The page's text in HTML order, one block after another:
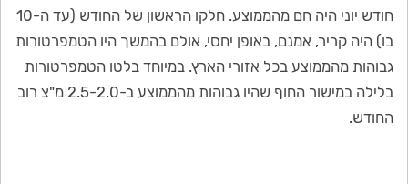
חודש יוני היה חם מהממוצע. חלקו הראשון של החודש (עד ה-10
בו) היה קריר, אמנם, באופן יחסי, אולם בהמשך היו הטמפרטורות
גבוהות מהממוצע בכל אזורי הארץ. במיוחד בלטו הטמפרטורות
בלילה במישור החוף שהיו גבוהות מהממוצע ב-2.5-2.0 מ"צ רוב
החודש.